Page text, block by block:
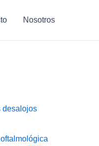
Nosotros
desalojos